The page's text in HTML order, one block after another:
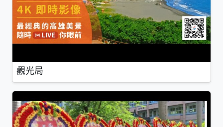
觀光局